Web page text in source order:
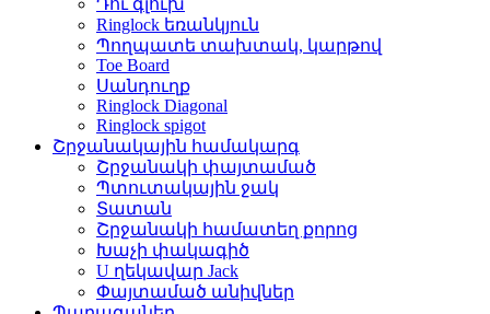
Ringlock եռանկյուն
Պողպատե տախտակ, կարթով
Toe Board
Սանդուղք
Ringlock Diagonal
Ringlock spigot
Շրջանակային համակարգ
Շրջանակի փայտամած
Պտուտակային ջակ
Տատան
Շրջանակի համատեղ քորոց
Խաչի փակագիծ
U ղեկավար Jack
Փայտամած անիվներ